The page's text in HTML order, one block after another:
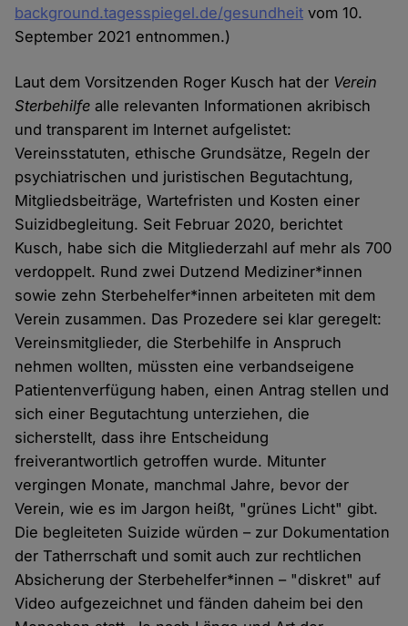
background.tagesspiegel.de/gesundheit vom 10.
September 2021 entnommen.)
Laut dem Vorsitzenden Roger Kusch hat der Verein
Sterbehilfe alle relevanten Informationen akribisch
und transparent im Internet aufgelistet:
Vereinsstatuten, ethische Grundsätze, Regeln der
psychiatrischen und juristischen Begutachtung,
Mitgliedsbeiträge, Wartefristen und Kosten einer
Suizidbegleitung. Seit Februar 2020, berichtet
Kusch, habe sich die Mitgliederzahl auf mehr als 700
verdoppelt. Rund zwei Dutzend Mediziner*innen
sowie zehn Sterbehelfer*innen arbeiteten mit dem
Verein zusammen. Das Prozedere sei klar geregelt:
Vereinsmitglieder, die Sterbehilfe in Anspruch
nehmen wollten, müssten eine verbandseigene
Patientenverfügung haben, einen Antrag stellen und
sich einer Begutachtung unterziehen, die
sicherstellt, dass ihre Entscheidung
freiverantwortlich getroffen wurde. Mitunter
vergingen Monate, manchmal Jahre, bevor der
Verein, wie es im Jargon heißt, "grünes Licht" gibt.
Die begleiteten Suizide würden – zur Dokumentation
der Tatherrschaft und somit auch zur rechtlichen
Absicherung der Sterbehelfer*innen – "diskret" auf
Video aufgezeichnet und fänden daheim bei den